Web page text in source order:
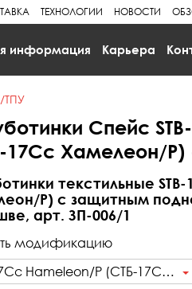
ТЕХНОЛОГИИ НОВОСТИ
информация Карьера
ТПУ
Спейс
17Сс Хамелеон/
текстильные
Р) с защитным
арт. ЗП-006/1
модификацию
STB-17Cc Hameleon/Р (СТБ-17Сс Хамелеон/Р) - 200Дж, ПУ/ТПУ/ТПУ